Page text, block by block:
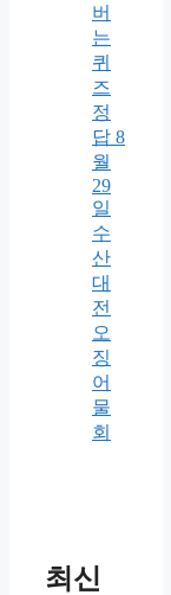
버
는
퀴
즈
정
답 8
월
29
일
수
산
대
전
오
징
어
물
회
최신